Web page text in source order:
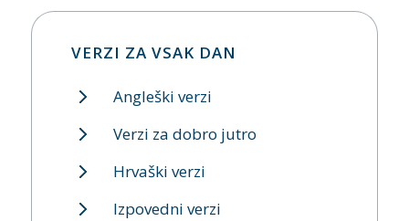
VERZI ZA VSAK DAN
Angleški verzi
Verzi za dobro jutro
Hrvaški verzi
Izpovedni verzi